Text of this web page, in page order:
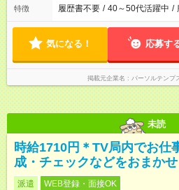
特徴 履歴書不要 / 40～50代活躍中 /
気になる！ 応募す
掲載元企業名 パーソルテンプ
未読
時給1710円＊TV局内でお仕
成・チェックなどをおまか
派遣 WEB登録・面接OK